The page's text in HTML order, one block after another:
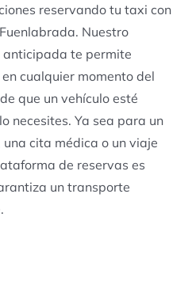
reservando tu taxi con
Nuestro
anticipada te permite
cualquier momento del
que un vehículo esté
necesites. Ya sea para un
cita médica o un viaje
de reservas es
un transporte